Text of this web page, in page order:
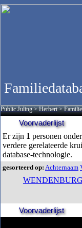
Public Juling >Herbert >
Voorvaderlijst
Er zijn 1 personen
verdere gerelateerde
database-technologie.
gesorteerd op: Achternaam
Voorvaderlijst